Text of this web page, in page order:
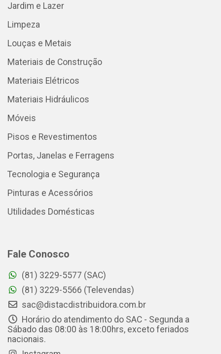
Jardim e Lazer
Limpeza
Louças e Metais
Materiais de Construção
Materiais Elétricos
Materiais Hidráulicos
Móveis
Pisos e Revestimentos
Portas, Janelas e Ferragens
Tecnologia e Segurança
Pinturas e Acessórios
Utilidades Domésticas
Fale Conosco
(81) 3229-5577 (SAC)
(81) 3229-5566 (Televendas)
sac@distacdistribuidora.com.br
Horário do atendimento do SAC - Segunda a
Sábado das 08:00 às 18:00hrs, exceto feriados
nacionais.